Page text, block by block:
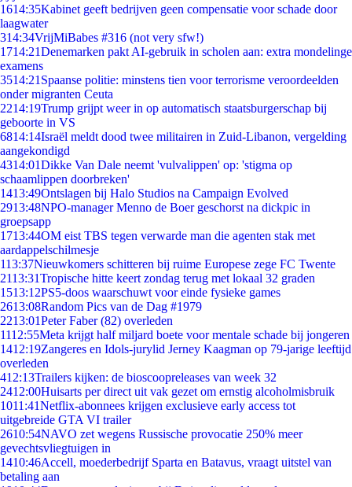
1614:35Kabinet geeft bedrijven geen compensatie voor schade door
laagwater
314:34VrijMiBabes #316 (not very sfw!)
1714:21Denemarken pakt AI-gebruik in scholen aan: extra mondelinge
examens
3514:21 Spaanse politie: minstens tien voor terrorisme veroordeelden
onder migranten Ceuta
2214:19Trump grijpt weer in op automatisch staatsburgerschap bij
geboorte in VS
6814:14Israël meldt dood twee militairen in Zuid-Libanon, vergelding
aangekondigd
4314:01Dikke Van Dale neemt 'vulvalippen' op: 'stigma op
schaamlippen doorbreken'
1413:49Ontslagen bij Halo Studios na Campaign Evolved
2913:48NPO-manager Menno de Boer geschorst na dickpic in
groepsapp
1713:44OM eist TBS tegen verwarde man die agenten stak met
aardappelschilmesje
113:37Nieuwkomers schitteren bij ruime Europese zege FC Twente
2113:31Tropische hitte keert zondag terug met lokaal 32 graden
1513:12PS5-doos waarschuwt voor einde fysieke games
2613:08Random Pics van de Dag #1979
2213:01Peter Faber (82) overleden
1112:55Meta krijgt half miljard boete voor mentale schade bij jongeren
1412:19Zangeres en Idols-jurylid Jerney Kaagman op 79-jarige leeftijd
overleden
412:13Trailers kijken: de bioscoopreleases van week 32
2412:00Huisarts per direct uit vak gezet om ernstig alcoholmisbruik
1011:41Netflix-abonnees krijgen exclusieve early access tot
uitgebreide GTA VI trailer
2610:54NAVO zet wegens Russische provocatie 250% meer
gevechtsvliegtuigen in
1410:46Accell, moederbedrijf Sparta en Batavus, vraagt uitstel van
betaling aan